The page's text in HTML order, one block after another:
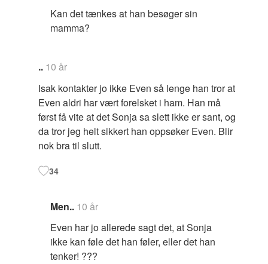
Kan det tænkes at han besøger sin
mamma?
.. 10 år
Isak kontakter jo ikke Even så lenge han tror at
Even aldri har vært forelsket i ham. Han må
først få vite at det Sonja sa slett ikke er sant, og
da tror jeg helt sikkert han oppsøker Even. Blir
nok bra til slutt.
34
Men.. 10 år
Even har jo allerede sagt det, at Sonja
ikke kan føle det han føler, eller det han
tenker! ???